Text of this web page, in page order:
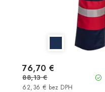
62,36 € bez DPH
76,70 €
88,13 €